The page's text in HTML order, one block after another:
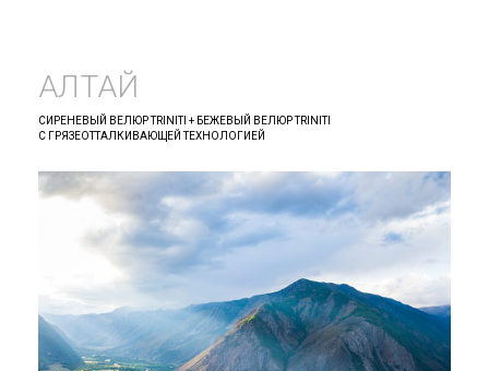
АЛТАЙ
СИРЕНЕВЫЙ ВЕЛЮР TRINITI + БЕЖЕВЫЙ ВЕЛЮР TRINITI
С ГРЯЗЕОТТАЛКИВАЮЩЕЙ ТЕХНОЛОГИЕЙ